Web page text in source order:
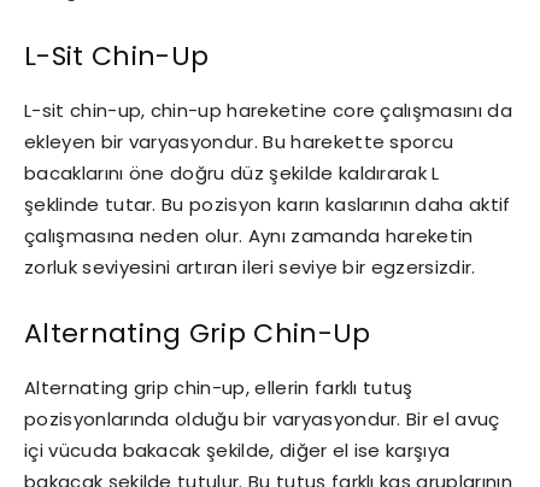
L-Sit Chin-Up
L-sit chin-up, chin-up hareketine core çalışmasını da
ekleyen bir varyasyondur. Bu harekette sporcu
bacaklarını öne doğru düz şekilde kaldırarak L
şeklinde tutar. Bu pozisyon karın kaslarının daha aktif
çalışmasına neden olur. Aynı zamanda hareketin
zorluk seviyesini artıran ileri seviye bir egzersizdir.
Alternating Grip Chin-Up
Alternating grip chin-up, ellerin farklı tutuş
pozisyonlarında olduğu bir varyasyondur. Bir el avuç
içi vücuda bakacak şekilde, diğer el ise karşıya
bakacak şekilde tutulur. Bu tutuş farklı kas gruplarının